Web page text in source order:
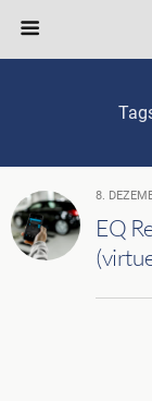
8.
EQ